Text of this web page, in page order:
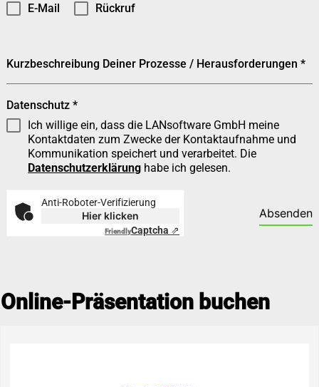
E-Mail Rückruf
Kurzbeschreibung Deiner Prozesse / Herausforderungen*
Datenschutz*
Ich willige ein, dass die LANsoftware GmbH meine
Kontaktdaten zum Zwecke der Kontaktaufnahme und
Kommunikation speichert und verarbeitet. Die
Datenschutzerklärung habe ich gelesen.
Anti-Roboter-Verifizierung
Hier klicken
FriendlyCaptcha ⇗
Absenden
Online-Präsentation buchen